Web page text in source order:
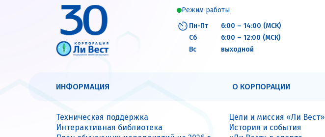
Режим работы
Пн-Пт
6:00 – 14:00 (МСК)
Сб
6:00 – 12:00 (МСК)
Вс
выходной
ИНФОРМАЦИЯ О КОРПОРАЦИИ
Техническая поддержка
Интерактивная библиотека
Цели и миссия «Ли Вест»
История и события